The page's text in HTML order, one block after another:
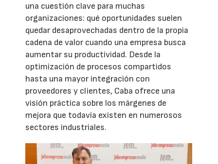
una cuestión clave para muchas
organizaciones: qué oportunidades suelen
quedar desaprovechadas dentro de la propia
cadena de valor cuando una empresa busca
aumentar su productividad. Desde la
optimización de procesos compartidos
hasta una mayor integración con
proveedores y clientes, Caba ofrece una
visión práctica sobre los márgenes de
mejora que todavía existen en numerosos
sectores industriales.